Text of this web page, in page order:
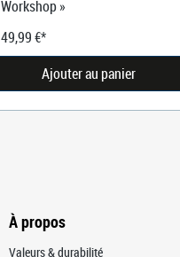
Workshop »
49,99 €*
Ajouter au panier
À propos
Valeurs & durabilité